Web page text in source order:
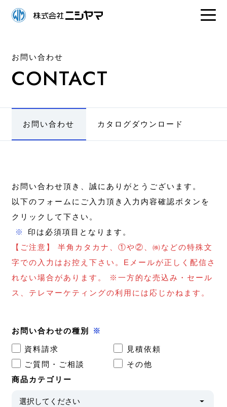
お問い合わせ
CONTACT
お問い合わせ カタログダウンロード
お問い合わせ頂き、誠にありがとうございます。
以下のフォームにご入力頂き入力内容確認ボタンを
クリックして下さい。
※
印は必須項目となります。
【ご注意】 半角カタカナ、①や②、㈱などの特殊文
字での入力はお控え下さい。Eメールが正しく配信さ
れない場合があります。 ※一方的な売込み・セール
ス、テレマーケティングの利用には応じかねます。
お問い合わせの種別 ※
資料請求
見積依頼
ご質問・ご相談
その他
商品カテゴリー